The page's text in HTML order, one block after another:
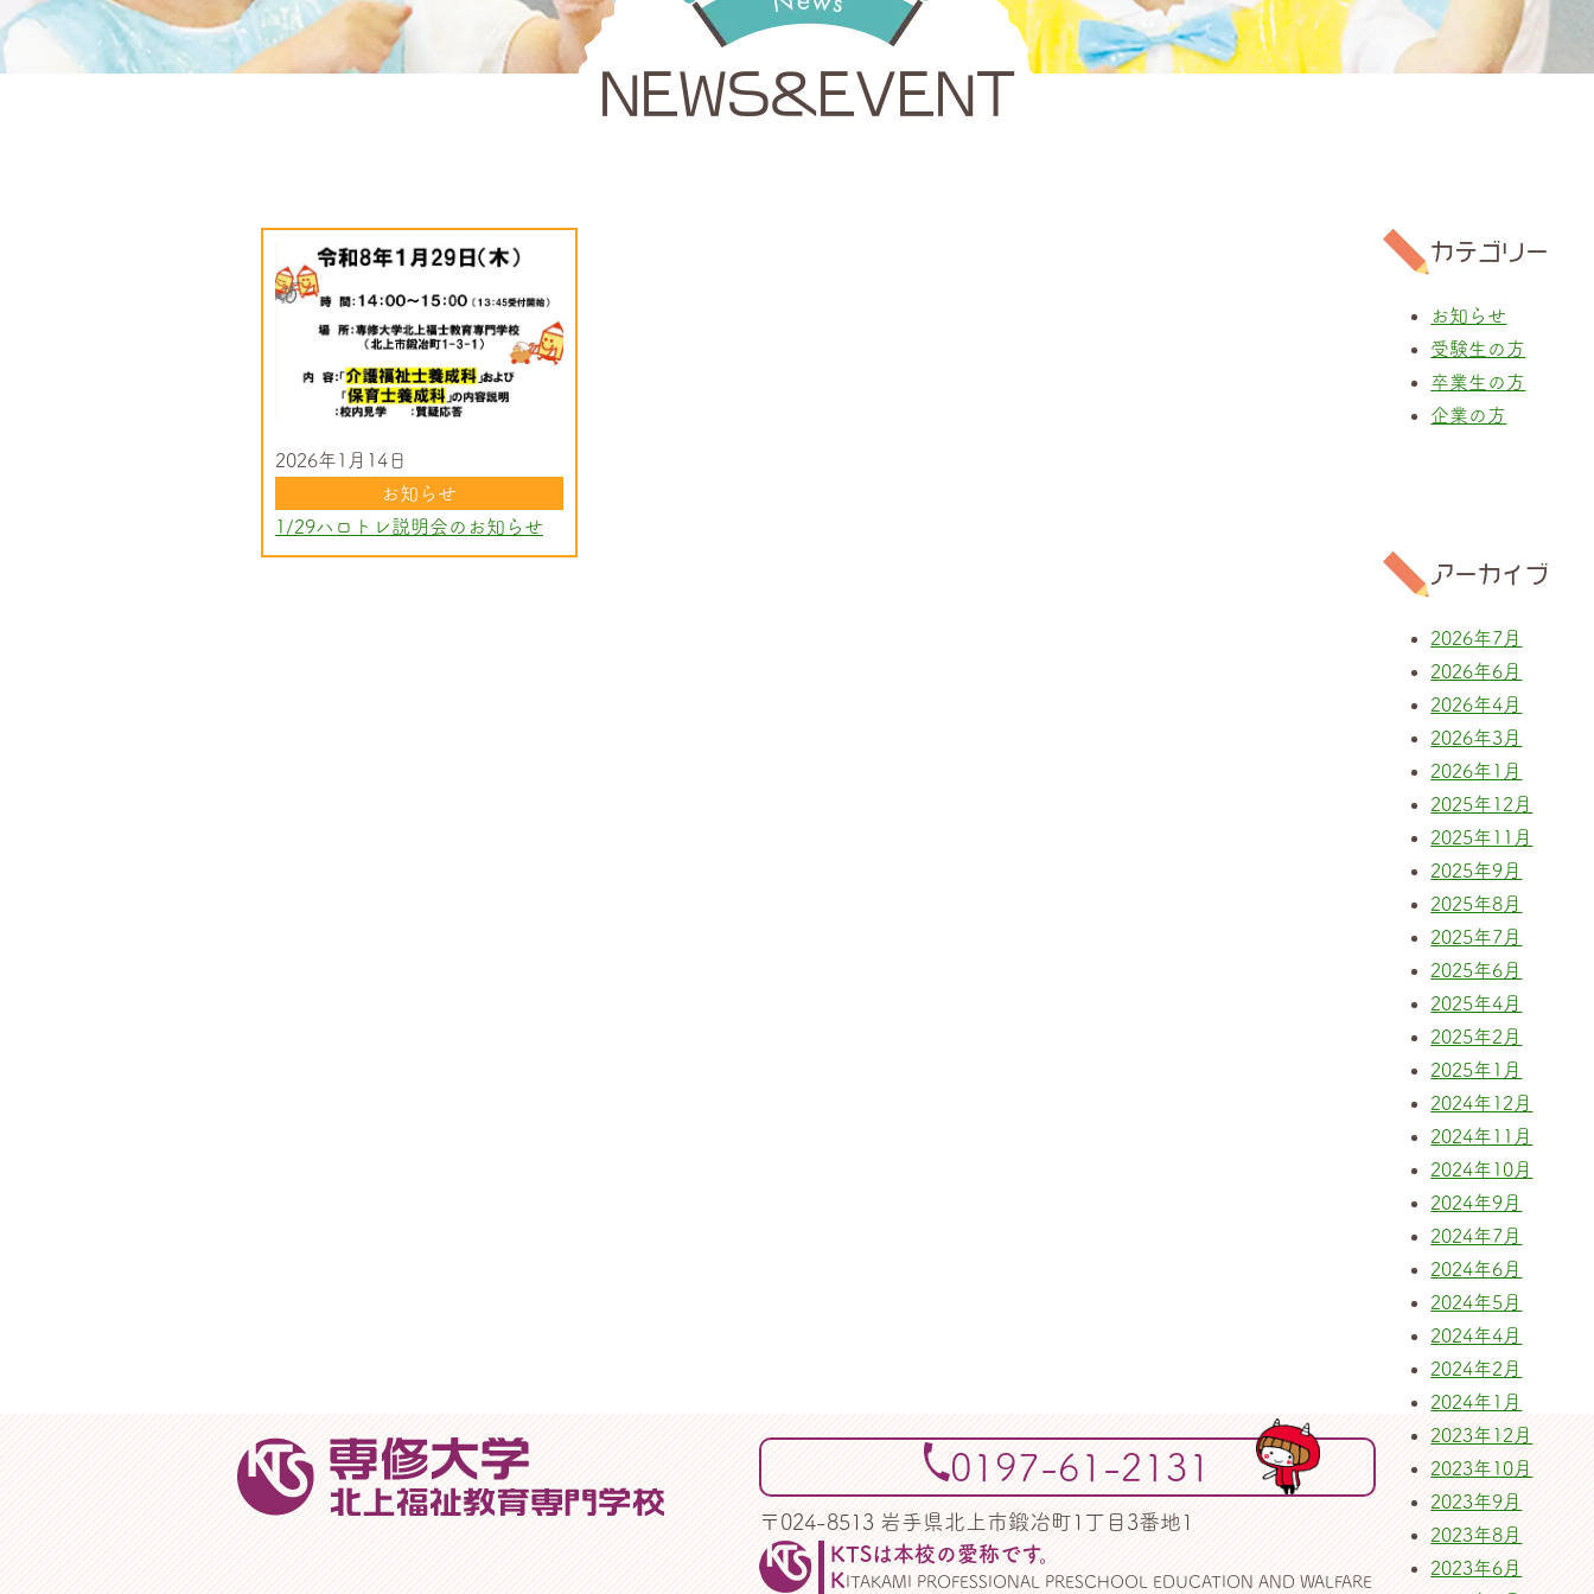
NEWS&EVENT
2026年1月14日
お知らせ
1/29ハロトレ説明会のお知らせ
カテゴリー
お知らせ
受験生の方
卒業生の方
企業の方
アーカイブ
2026年7月
2026年6月
2026年4月
2026年3月
2026年1月
2025年12月
2025年11月
2025年9月
2025年8月
2025年7月
2025年6月
2025年4月
2025年2月
2025年1月
2024年12月
2024年11月
2024年10月
2024年9月
2024年7月
2024年6月
2024年5月
2024年4月
2024年2月
2024年1月
2023年12月
2023年10月
2023年9月
2023年8月
2023年6月
0197-61-2131
〒024-8513 岩手県北上市鍛冶町1丁目3番地1
KTSは本校の愛称です。
K ITAKAMI PROFESSIONAL PRESCHOOL EDUCATION AND WALFARE